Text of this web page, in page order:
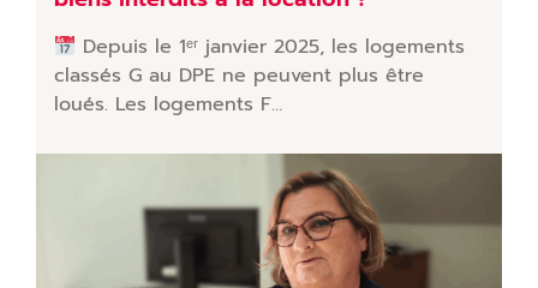
Depuis le 1ᵉʳ janvier 2025, les logements
classés G au DPE ne peuvent plus être
loués. Les logements F…